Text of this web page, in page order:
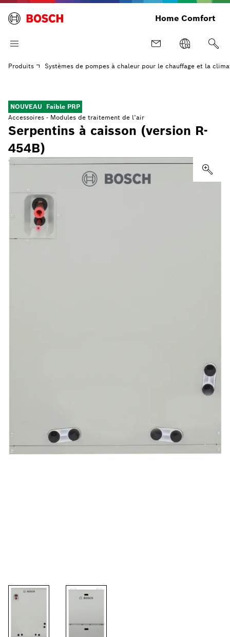
Home Comfort
Produits Systèmes de pompes à chaleur pour le chauffage et la
NOUVEAU
Faible PRP
Accessoires - Modules de traitement de l’air
Serpentins à caisson (version R-
454B)